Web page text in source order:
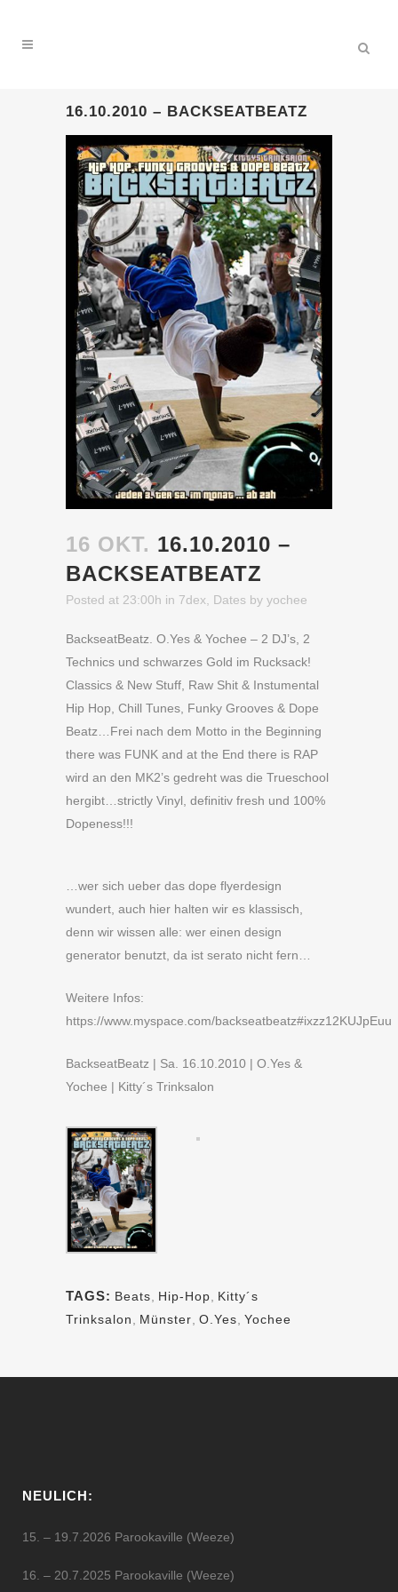
16.10.2010 – BACKSEATBEATZ
16 OKT. 16.10.2010 –
BACKSEATBEATZ
Posted at 23:00h in 7dex Dates by yochee
BackseatBeatz. O.Yes & Yochee – 2 DJ’s, 2
Technics und schwarzes Gold im Rucksack!
Classics & New Stuff, Raw Shit & Instumental
Hip Hop, Chill Tunes, Funky Grooves & Dope
Beatz…Frei nach dem Motto in the Beginning
there was FUNK and at the End there is RAP
wird an den MK2’s gedreht was die Trueschool
hergibt…strictly Vinyl, definitiv fresh und 100%
Dopeness!!!
…wer sich ueber das dope flyerdesign
wundert, auch hier halten wir es klassisch,
denn wir wissen alle: wer einen design
generator benutzt, da ist serato nicht fern…
Weitere Infos:
https://www.myspace.com/backseatbeatz#ixzz12KUJpEuu
BackseatBeatz | Sa. 16.10.2010 | O.Yes &
Yochee | Kitty´s Trinksalon
TAGS: Beats Hip-Hop
Kitty´s
Trinksalon
Münster O.Yes Yochee
NEULICH:
15. – 19.7.2026 Parookaville (Weeze)
16. – 20.7.2025 Parookaville (Weeze)